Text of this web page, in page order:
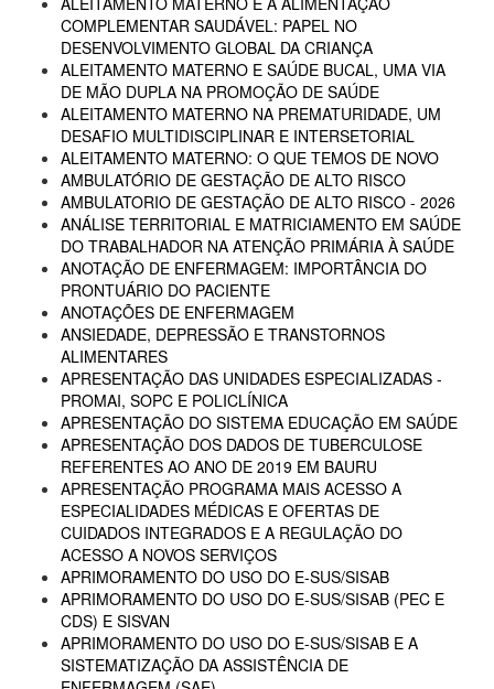
COMPLEMENTAR SAUDÁVEL: PAPEL NO
DESENVOLVIMENTO GLOBAL DA CRIANÇA
ALEITAMENTO MATERNO E SAÚDE BUCAL, UMA VIA
DE MÃO DUPLA NA PROMOÇÃO DE SAÚDE
ALEITAMENTO MATERNO NA PREMATURIDADE, UM
DESAFIO MULTIDISCIPLINAR E INTERSETORIAL
ALEITAMENTO MATERNO: O QUE TEMOS DE NOVO
AMBULATÓRIO DE GESTAÇÃO DE ALTO RISCO
AMBULATORIO DE GESTAÇÃO DE ALTO RISCO - 2026
ANÁLISE TERRITORIAL E MATRICIAMENTO EM SAÚDE
DO TRABALHADOR NA ATENÇÃO PRIMÁRIA À SAÚDE
ANOTAÇÃO DE ENFERMAGEM: IMPORTÂNCIA DO
PRONTUÁRIO DO PACIENTE
ANOTAÇÕES DE ENFERMAGEM
ANSIEDADE, DEPRESSÃO E TRANSTORNOS
ALIMENTARES
APRESENTAÇÃO DAS UNIDADES ESPECIALIZADAS -
PROMAI, SOPC E POLICLÍNICA
APRESENTAÇÃO DO SISTEMA EDUCAÇÃO EM SAÚDE
APRESENTAÇÃO DOS DADOS DE TUBERCULOSE
REFERENTES AO ANO DE 2019 EM BAURU
APRESENTAÇÃO PROGRAMA MAIS ACESSO A
ESPECIALIDADES MÉDICAS E OFERTAS DE
CUIDADOS INTEGRADOS E A REGULAÇÃO DO
ACESSO A NOVOS SERVIÇOS
APRIMORAMENTO DO USO DO E-SUS/SISAB
APRIMORAMENTO DO USO DO E-SUS/SISAB (PEC E
CDS) E SISVAN
APRIMORAMENTO DO USO DO E-SUS/SISAB E A
SISTEMATIZAÇÃO DA ASSISTÊNCIA DE